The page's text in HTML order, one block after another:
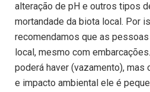
alteração de pH e outros tipos
mortandade da biota local. Por
recomendamos que as
local, mesmo com
poderá haver (vazamento), mas
e impacto ambiental ele é